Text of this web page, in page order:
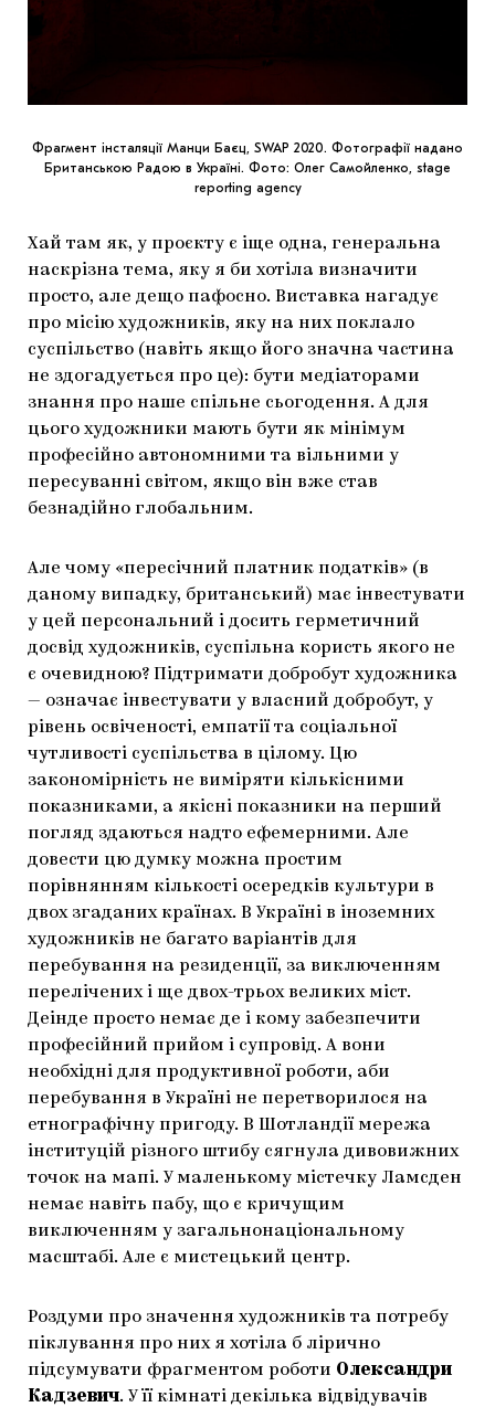
Фрагмент інсталяції Манци Баєц, SWAP 2020. Фотографії надано
Британською Радою в Україні. Фото: Олег Самойленко, stage
reporting agency
Хай там як, у проєкту є іще одна, генеральна
наскрізна тема, яку я би хотіла визначити
просто, але дещо пафосно. Виставка нагадує
про місію художників, яку на них поклало
суспільство (навіть якщо його значна частина
не здогадується про це): бути медіаторами
знання про наше спільне сьогодення. А для
цього художники мають бути як мінімум
професійно автономними та вільними у
пересуванні світом, якщо він вже став
безнадійно глобальним.
Але чому «пересічний платник податків» (в
даному випадку, британський) має інвестувати
у цей персональний і досить герметичний
досвід художників, суспільна користь якого не
є очевидною? Підтримати добробут художника
— означає інвестувати у власний добробут, у
рівень освіченості, емпатії та соціальної
чутливості суспільства в цілому. Цю
закономірність не виміряти кількісними
показниками, а якісні показники на перший
погляд здаються надто ефемерними. Але
довести цю думку можна простим
порівнянням кількості осередків культури в
двох згаданих країнах. В Україні в іноземних
художників не багато варіантів для
перебування на резиденції, за виключенням
перелічених і ще двох-трьох великих міст.
Деінде просто немає де і кому забезпечити
професійний прийом і супровід. А вони
необхідні для продуктивної роботи, аби
перебування в Україні не перетворилося на
етнографічну пригоду. В Шотландії мережа
інституцій різного штибу сягнула дивовижних
точок на мапі. У маленькому містечку Ламсден
немає навіть пабу, що є кричущим
виключенням у загальнонаціональному
масштабі. Але є мистецький центр.
Роздуми про значення художників та потребу
піклування про них я хотіла б лірично
підсумувати фрагментом роботи Олександри
Кадзевич. У її кімнаті декілька відвідувачів